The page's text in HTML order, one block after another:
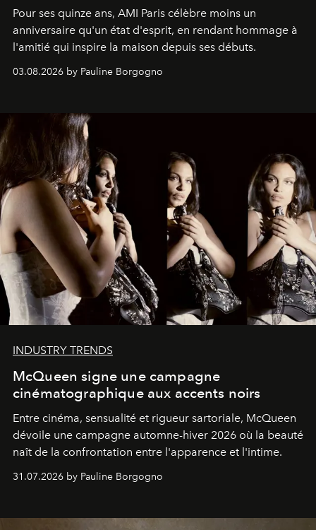
Pour ses quinze ans, AMI Paris célèbre moins un
anniversaire qu'un état d'esprit, en rendant hommage à
l'amitié qui inspire la maison depuis ses débuts.
03.08.2026 by Pauline Borgogno
INDUSTRY TRENDS
McQueen signe une campagne
cinématographique aux accents noirs
Entre cinéma, sensualité et rigueur sartoriale, McQueen
dévoile une campagne automne-hiver 2026 où la beauté
naît de la confrontation entre l'apparence et l'intime.
31.07.2026 by Pauline Borgogno